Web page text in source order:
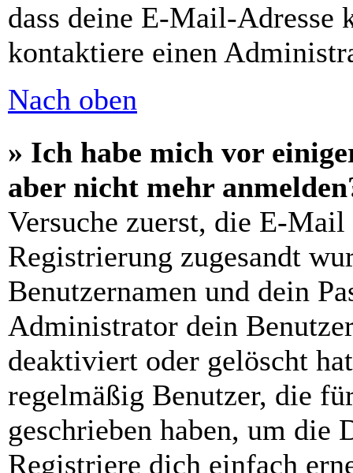
dass deine E-Mail-Adresse
kontaktiere einen
Nach oben
» Ich habe mich vor
aber nicht mehr
Versuche zuerst, die E-
Registrierung zugesandt
Benutzernamen und dein
Administrator dein
deaktiviert oder gelöscht
regelmäßig Benutzer, die
geschrieben haben, um die
Registriere dich einfach